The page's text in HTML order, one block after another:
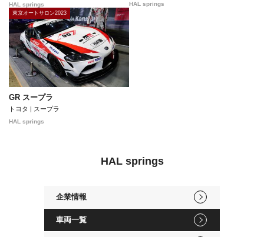
HAL springs HAL springs
東京オートサロン2023
GR スープラ
トヨタ | スープラ
HAL springs
HAL springs
企業情報
車両一覧